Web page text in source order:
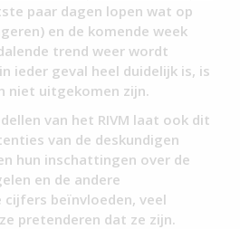
paar dagen lopen wat op
en de komende week
trend weer wordt
ieder geval heel duidelijk is, is
niet uitgekomen zijn.
van het RIVM laat ook dit
van de deskundigen
hun inschattingen over de
en de andere
beïnvloeden, veel
pretenderen dat ze zijn.